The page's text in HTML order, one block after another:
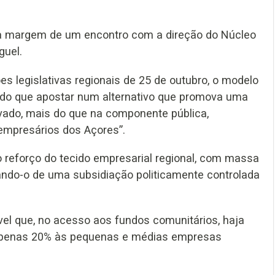
de um encontro com a direção do Núcleo
legislativas regionais de 25 de outubro, o modelo
que apostar num alternativo que promova uma
mais do que na componente pública,
dos Açores”.
do tecido empresarial regional, com massa
o de uma subsidiação politicamente controlada
que, no acesso aos fundos comunitários, haja
20% às pequenas e médias empresas